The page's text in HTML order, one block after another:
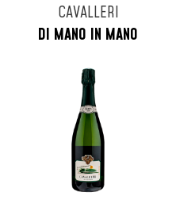
CAVALLERI
DI MANO IN MANO